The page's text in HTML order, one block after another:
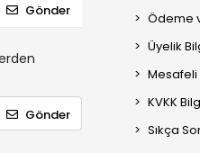
Gönder
Gönder
Ödeme
Üyelik
Mesafeli
KVKK
Sıkça